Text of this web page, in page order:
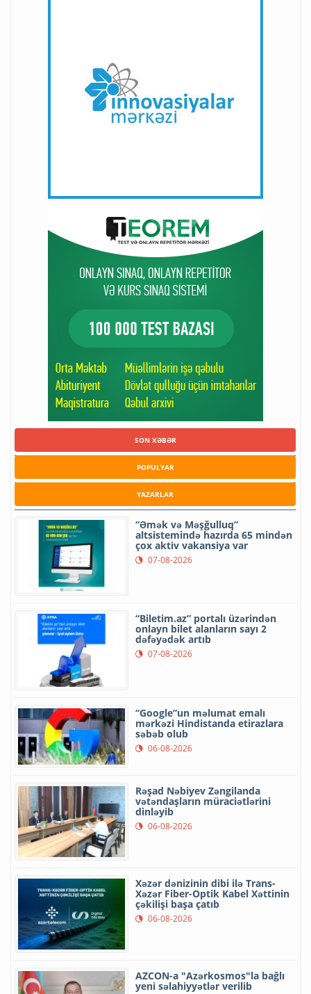
SON XƏBƏR
POPULYAR
YAZARLAR
“Əmək və Məşğulluq”
altsistemində hazırda 65 mindən
çox aktiv vakansiya var
07-08-2026
“Biletim.az” portalı üzərindən
onlayn bilet alanların sayı 2
dəfəyədək artıb
07-08-2026
“Google”un məlumat emalı
mərkəzi Hindistanda etirazlara
səbəb olub
06-08-2026
Rəşad Nəbiyev Zəngilanda
vətəndaşların müraciətlərini
dinləyib
06-08-2026
Xəzər dənizinin dibi ilə Trans-
Xəzər Fiber-Optik Kabel Xəttinin
çəkilişi başa çatıb
06-08-2026
AZCON-a "Azərkosmos"la bağlı
yeni səlahiyyətlər verilib